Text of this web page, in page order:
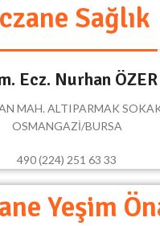
Sağlık
Ecz. Nurhan ÖZER
MAH. ALTIPARMAK
OSMANGAZİ/BURSA
490 (224) 251 63 33
Yeşim